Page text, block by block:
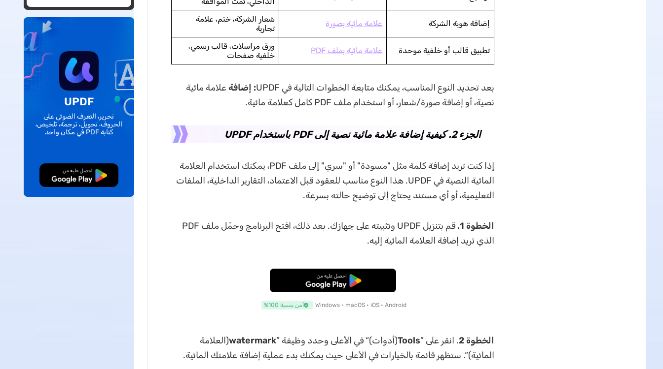
إضافة هوية الشركة علامة مائية بصورة
شعار الشركة، ختم، علامة
تجارية
تطبيق قالب أو خلفية موحدة علامة مائية بملف PDF
ورق مراسلات، قالب رسمي،
خلفية صفحات
بعد تحديد النوع المناسب، يمكنك متابعة الخطوات التالية في UPDF : إضافةعلامة مائية
نصية، أو إضافة صورة/شعار، أو استخدام ملف PDF كامل كعلامة مائية.
الجزء 2. كيفية إضافة علامة مائية نصية إلى PDF باستخدام UPDF
إذا كنت تريد إضافة كلمة مثل "مسودة" أو "سري" إلى ملف PDF، يمكنك استخدام العلامة
المائية النصية في UPDF. هذا النوع مناسب للعقود قبل الاعتماد، التقارير الداخلية، الملفات
التعليمية، أو أي مستند يحتاج إلى توضيح حالته بسرعة.
الخطوة 1.
قم بتنزيل UPDF وتثبيته على جهازك. بعد ذلك، افتح البرنامج وحمّل ملف PDF
الذي تريد إضافة العلامة المائية إليه.
تنزيل مجاني
Windows • macOS • iOS • Android آمن بنسبة 100%
الخطوة 2 . انقر على ”Tools(أدوات)“ في الأعلى وحدد وظيفة ”watermark(العلامة
المائية)“. ستظهر قائمة بالخيارات في الأعلى حيث يمكنك بدء عملية إضافة علامتك المائية.
UPDF
تحرير، التعرف الضوئي على
الحروف، تحويل، ترجمة، تلخيص،
كتابة PDF في مكان واحد
تنزيل مجاني